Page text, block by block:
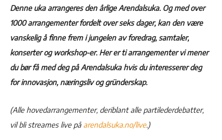
Denne uka arrangeres den årlige Arendalsuka. Og med over
1000 arrangementer fordelt over seks dager, kan den være
vanskelig å finne frem i jungelen av foredrag, samtaler,
konserter og workshop-er. Her er ti arrangementer vi mener
du bør få med deg på Arendalsuka hvis du interesserer deg
for innovasjon, næringsliv og gründerskap.
(Alle hovedarrangementer, deriblant alle partilederdebatter,
vil bli streames live på arendalsuka.no/live.)